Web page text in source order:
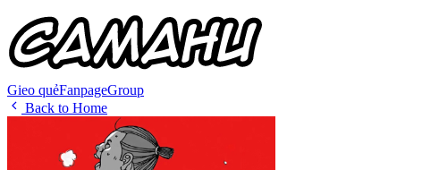
Gieo quẻFanpageGroup
Back to Home